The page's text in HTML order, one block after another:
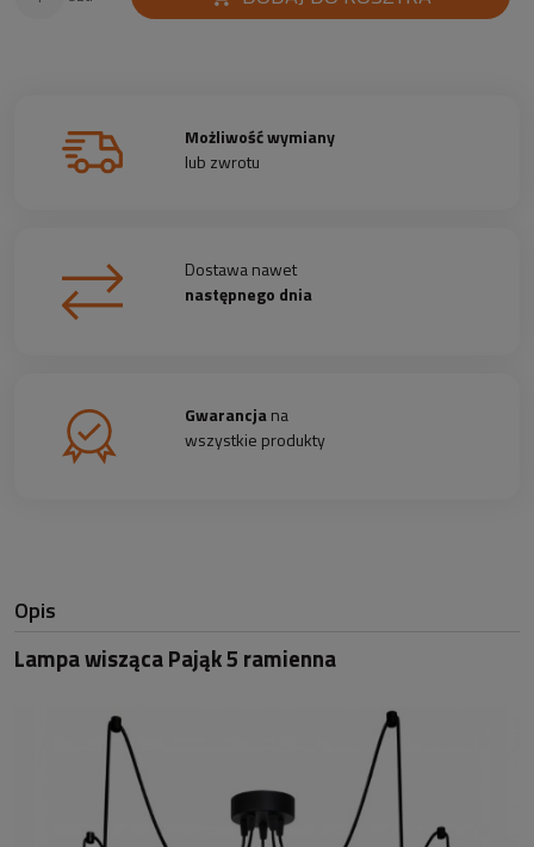
Możliwość wymiany
lub zwrotu
Dostawa nawet
następnego dnia
Gwarancjana
wszystkie produkty
Opis
Lampa wisząca Pająk 5 ramienna